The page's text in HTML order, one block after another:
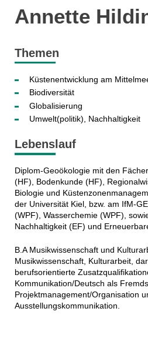
Annette
Themen
Küstenentwicklung am
Biodiversität
Globalisierung
Umwelt(politik), Nachhaltigkeit
Lebenslauf
Diplom-Geoökologie mit den
(HF), Bodenkunde (HF),
Biologie und
der Universität Kiel, bzw. am IfM-
(WPF), Wasserchemie (WPF),
Nachhaltigkeit (EF) und
B.A Musikwissenschaft und
Musikwissenschaft, Kulturarbeit,
berufsorientierte
Kommunikation/Deutsch als
Projektmanagement/Organisation
Ausstellungskommunikation.